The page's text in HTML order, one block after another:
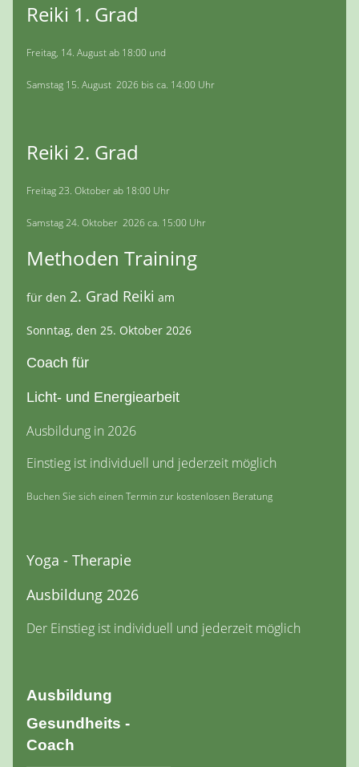
Reiki 1. Grad
Freitag, 14. August ab 18:00 und
Samstag 15. August 2026 bis ca. 14:00 Uhr
Reiki 2. Grad
Freitag 23. Oktober ab 18:00 Uhr
Samstag 24. Oktober 2026 ca. 15:00 Uhr
Methoden Training
für den 2. Grad Reiki am
Sonntag, den 25. Oktober 2026
Coach für
Licht- und Energiearbeit
Ausbildung in 2026
Einstieg ist individuell und jederzeit möglich
Buchen Sie sich einen Termin zur kostenlosen Beratung
Yoga - Therapie
Ausbildung 2026
Der Einstieg ist individuell und jederzeit möglich
Ausbildung
Gesundheits -
Coach